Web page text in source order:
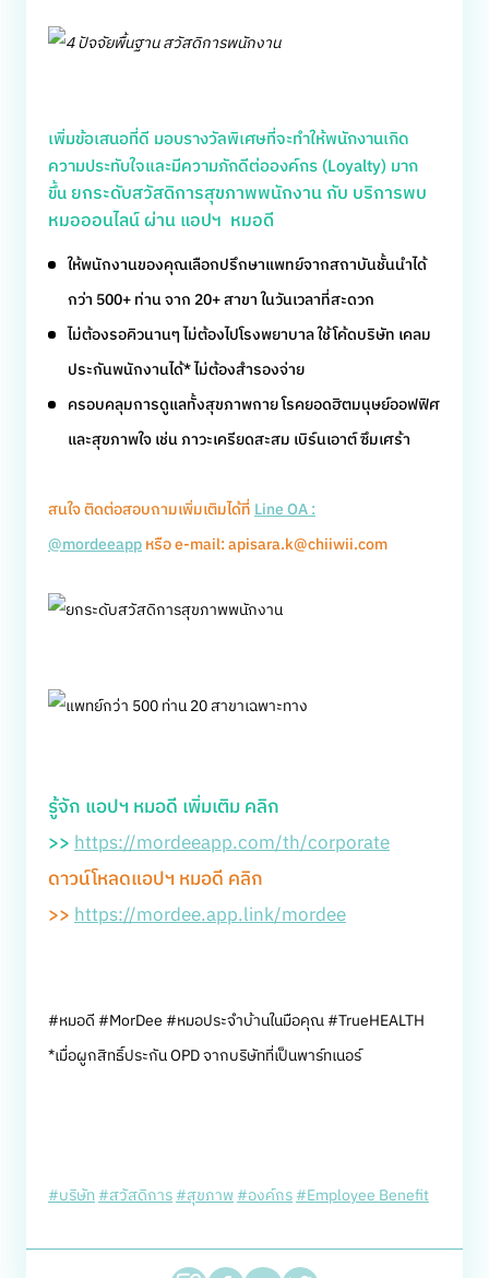
เพิ่มข้อเสนอที่ดี มอบรางวัลพิเศษที่จะทำให้พนักงานเกิด
ความประทับใจและมีความภักดีต่อองค์กร (Loyalty) มาก
ขึ้น ยกระดับสวัสดิการสุขภาพพนักงาน กับ บริการพบ
หมอออนไลน์ ผ่าน แอปฯ หมอดี
ให้พนักงานของคุณเลือกปรึกษาแพทย์จากสถาบันชั้นนำได้
กว่า 500+ ท่าน จาก 20+ สาขา ในวันเวลาที่สะดวก
ไม่ต้องรอคิวนานๆ ไม่ต้องไปโรงพยาบาล ใช้โค้ดบริษัท เคลม
ประกันพนักงานได้* ไม่ต้องสำรองจ่าย
ครอบคลุมการดูแลทั้งสุขภาพกาย โรคยอดฮิตมนุษย์ออฟฟิศ
และสุขภาพใจ เช่น ภาวะเครียดสะสม เบิร์นเอาต์ ซึมเศร้า
สนใจ ติดต่อสอบถามเพิ่มเติมได้ที่Line OA :
@mordeeappหรือ e-mail: apisara.k@chiiwii.com
รู้จัก แอปฯ หมอดี เพิ่มเติม คลิก
>>https://mordeeapp.com/th/corporate
ดาวน์โหลดแอปฯ หมอดี คลิก
>>https://mordee.app.link/mordee
#หมอดี #MorDee #หมอประจำบ้านในมือคุณ #TrueHEALTH
*เมื่อผูกสิทธิ์ประกัน OPD จากบริษัทที่เป็นพาร์ทเนอร์
#บริษัท#สวัสดิการ#สุขภาพ#องค์กร#Employee Benefit